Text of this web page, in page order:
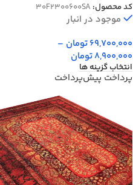
کد محصول: 30F2300600SA
موجود در انبار
69,700,000تومان –
8,900,000تومان
انتخاب گزینه ها
پرداخت پیش‌پرداخت